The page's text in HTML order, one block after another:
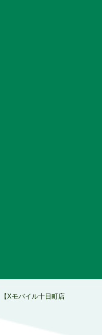
【Xモバイル十日町店